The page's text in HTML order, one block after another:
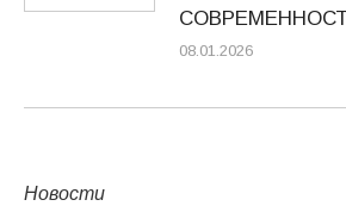
08.01.2026
Новости